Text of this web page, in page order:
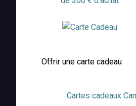
Offrir une carte cadeau
Cartes cadeaux